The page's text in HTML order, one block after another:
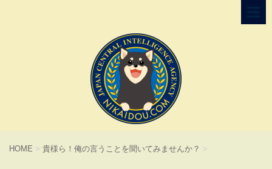
HOME > 貴様ら！俺の言うことを聞いてみませんか？ >